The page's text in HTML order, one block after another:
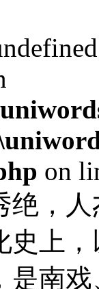
on
绝，
史上
是南